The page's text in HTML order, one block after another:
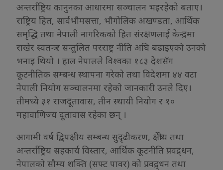
अन्तर्राष्ट्रिय कानुनका आधारमा सञ्चालन भइरहेको बताए।
राष्ट्रिय हित, सार्वभौमसत्ता, भौगोलिक अखण्डता, आर्थिक
समृद्धि तथा नेपाली नागरिकको हित संरक्षणलाई केन्द्रमा
राखेर स्वतन्त्र र सन्तुलित परराष्ट्र नीति अघि बढाइएको उनको
भनाइ थियो । हाल नेपालले विश्वका १८३ देशसँग
कूटनीतिक सम्बन्ध स्थापना गरेको तथा विदेशमा ४४ वटा
नेपाली नियोग सञ्चालनमा रहेको जानकारी उनले दिए।
तीमध्ये ३१ राजदूतावास, तीन स्थायी नियोग र १०
महावाणिज्य दूतावास रहेका छन् ।
आगामी वर्ष द्विपक्षीय सम्बन्ध सुदृढीकरण, क्षेत्रीय तथा
अन्तर्राष्ट्रिय सहकार्य विस्तार, आर्थिक कूटनीति प्रवद्र्धन,
नेपालको सौम्य शक्ति (सफ्ट पावर) को प्रवद्र्धन तथा